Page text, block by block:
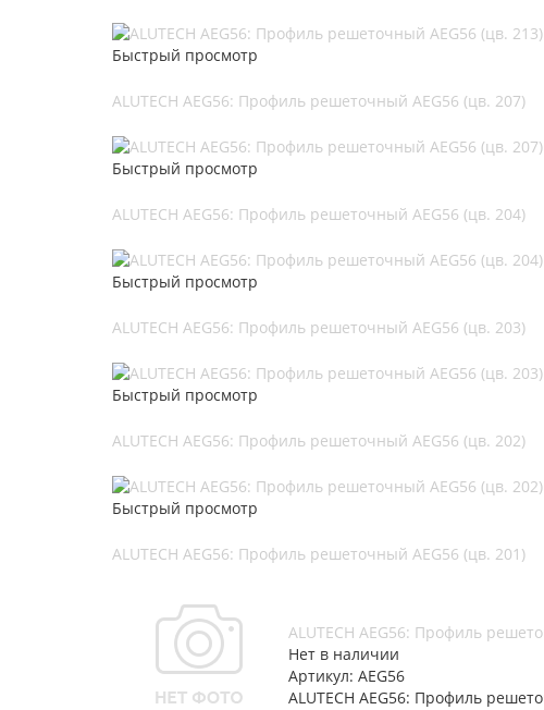
Быстрый просмотр
ALUTECH AEG56: Профиль решеточный AEG56 (цв. 207)
Быстрый просмотр
ALUTECH AEG56: Профиль решеточный AEG56 (цв. 204)
Быстрый просмотр
ALUTECH AEG56: Профиль решеточный AEG56 (цв. 203)
Быстрый просмотр
ALUTECH AEG56: Профиль решеточный AEG56 (цв. 202)
Быстрый просмотр
ALUTECH AEG56: Профиль решеточный AEG56 (цв. 201)
ALUTECH AEG56: Профиль
Нет в наличии
Артикул: AEG56
ALUTECH AEG56: Профиль